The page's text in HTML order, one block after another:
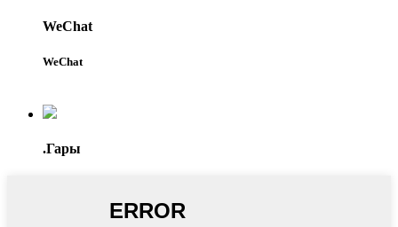
WeChat
WeChat
.Гары